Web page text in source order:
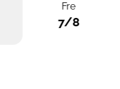
Fre
7/8